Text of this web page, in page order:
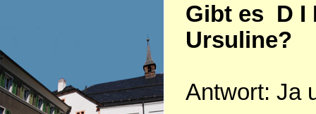
Gibt es D I
Ursuline?
Antwort: Ja